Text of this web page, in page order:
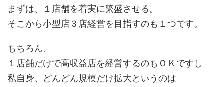
まずは、１店舗を着実に繁盛させる。
そこから小型店３店経営を目指すのも１つです。
もちろん、
１店舗だけで高収益店を経営するのもＯＫですし
私自身、どんどん規模だけ拡大というのは